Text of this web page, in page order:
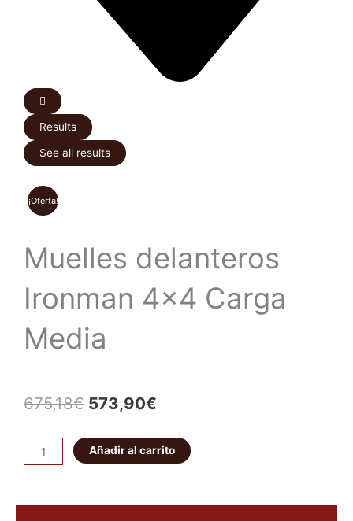
Results
See all results
¡Oferta!
Muelles delanteros
Ironman 4×4 Carga
Media
675,18€ El
precio
original
573,90€
precio
actual
Muelles
delanteros
4x4
Añadir al carrito